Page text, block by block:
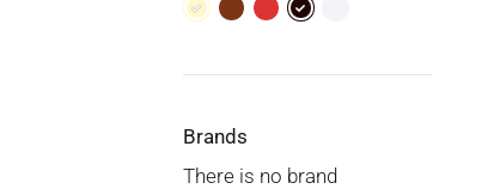
Brands
There is no brand